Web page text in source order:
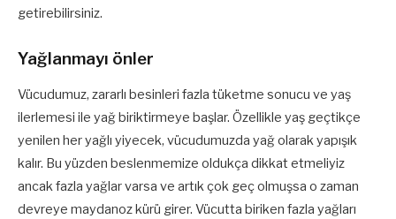
getirebilirsiniz.
Yağlanmayı önler
Vücudumuz, zararlı besinleri fazla tüketme sonucu ve yaş
ilerlemesi ile yağ biriktirmeye başlar. Özellikle yaş geçtikçe
yenilen her yağlı yiyecek, vücudumuzda yağ olarak yapışık
kalır. Bu yüzden beslenmemize oldukça dikkat etmeliyiz
ancak fazla yağlar varsa ve artık çok geç olmuşsa o zaman
devreye maydanoz kürü girer. Vücutta biriken fazla yağları